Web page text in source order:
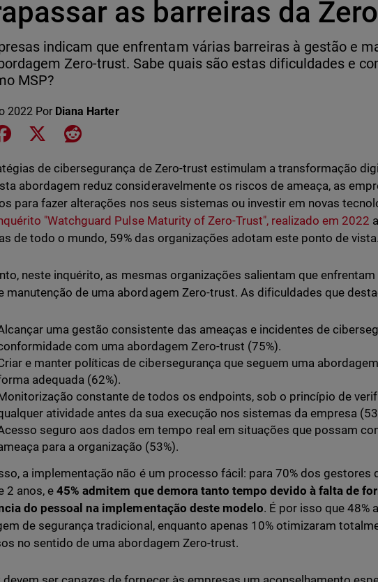
as barreiras da
indicam que enfrentam várias barreiras à gestão e
Zero-trust. Sabe quais são estas dificuldades e
MSP?
2022 Por Diana Harter
on LinkedIn
Share on Facebook
Share on XShare on Reddit
de cibersegurança de Zero-trust estimulam a transformação
abordagem reduz consideravelmente os riscos de ameaça, as
para fazer alterações nos seus sistemas ou investir em novas
"Watchguard Pulse Maturity of Zero-Trust", realizado em 2022
de todo o mundo, 59% das organizações adotam este ponto de vista.
neste inquérito, as mesmas organizações salientam que
manutenção de uma abordagem Zero-trust. As dificuldades que
uma gestão consistente das ameaças e incidentes de
com uma abordagem Zero-trust (75%).
e manter políticas de cibersegurança que seguem uma
adequada (62%).
constante de todos os endpoints, sob o princípio de
atividade antes da sua execução nos sistemas da empresa
seguro aos dados em tempo real em situações que possam
para a organização (53%).
a implementação não é um processo fácil: para 70% dos gestores
2 anos, e45% admitem que demora tanto tempo devido à falta de
do pessoal na implementação deste modelo. É por isso que 48%
de segurança tradicional, enquanto apenas 10% otimizaram
no sentido de uma abordagem Zero-trust.